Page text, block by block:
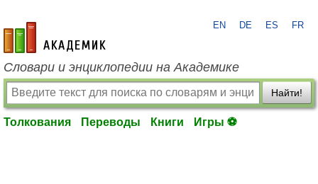
academic.ru
EN DE ES FR
Словари и энциклопедии на Академике
Найти!
Толкования Переводы Книги Игры ⚽